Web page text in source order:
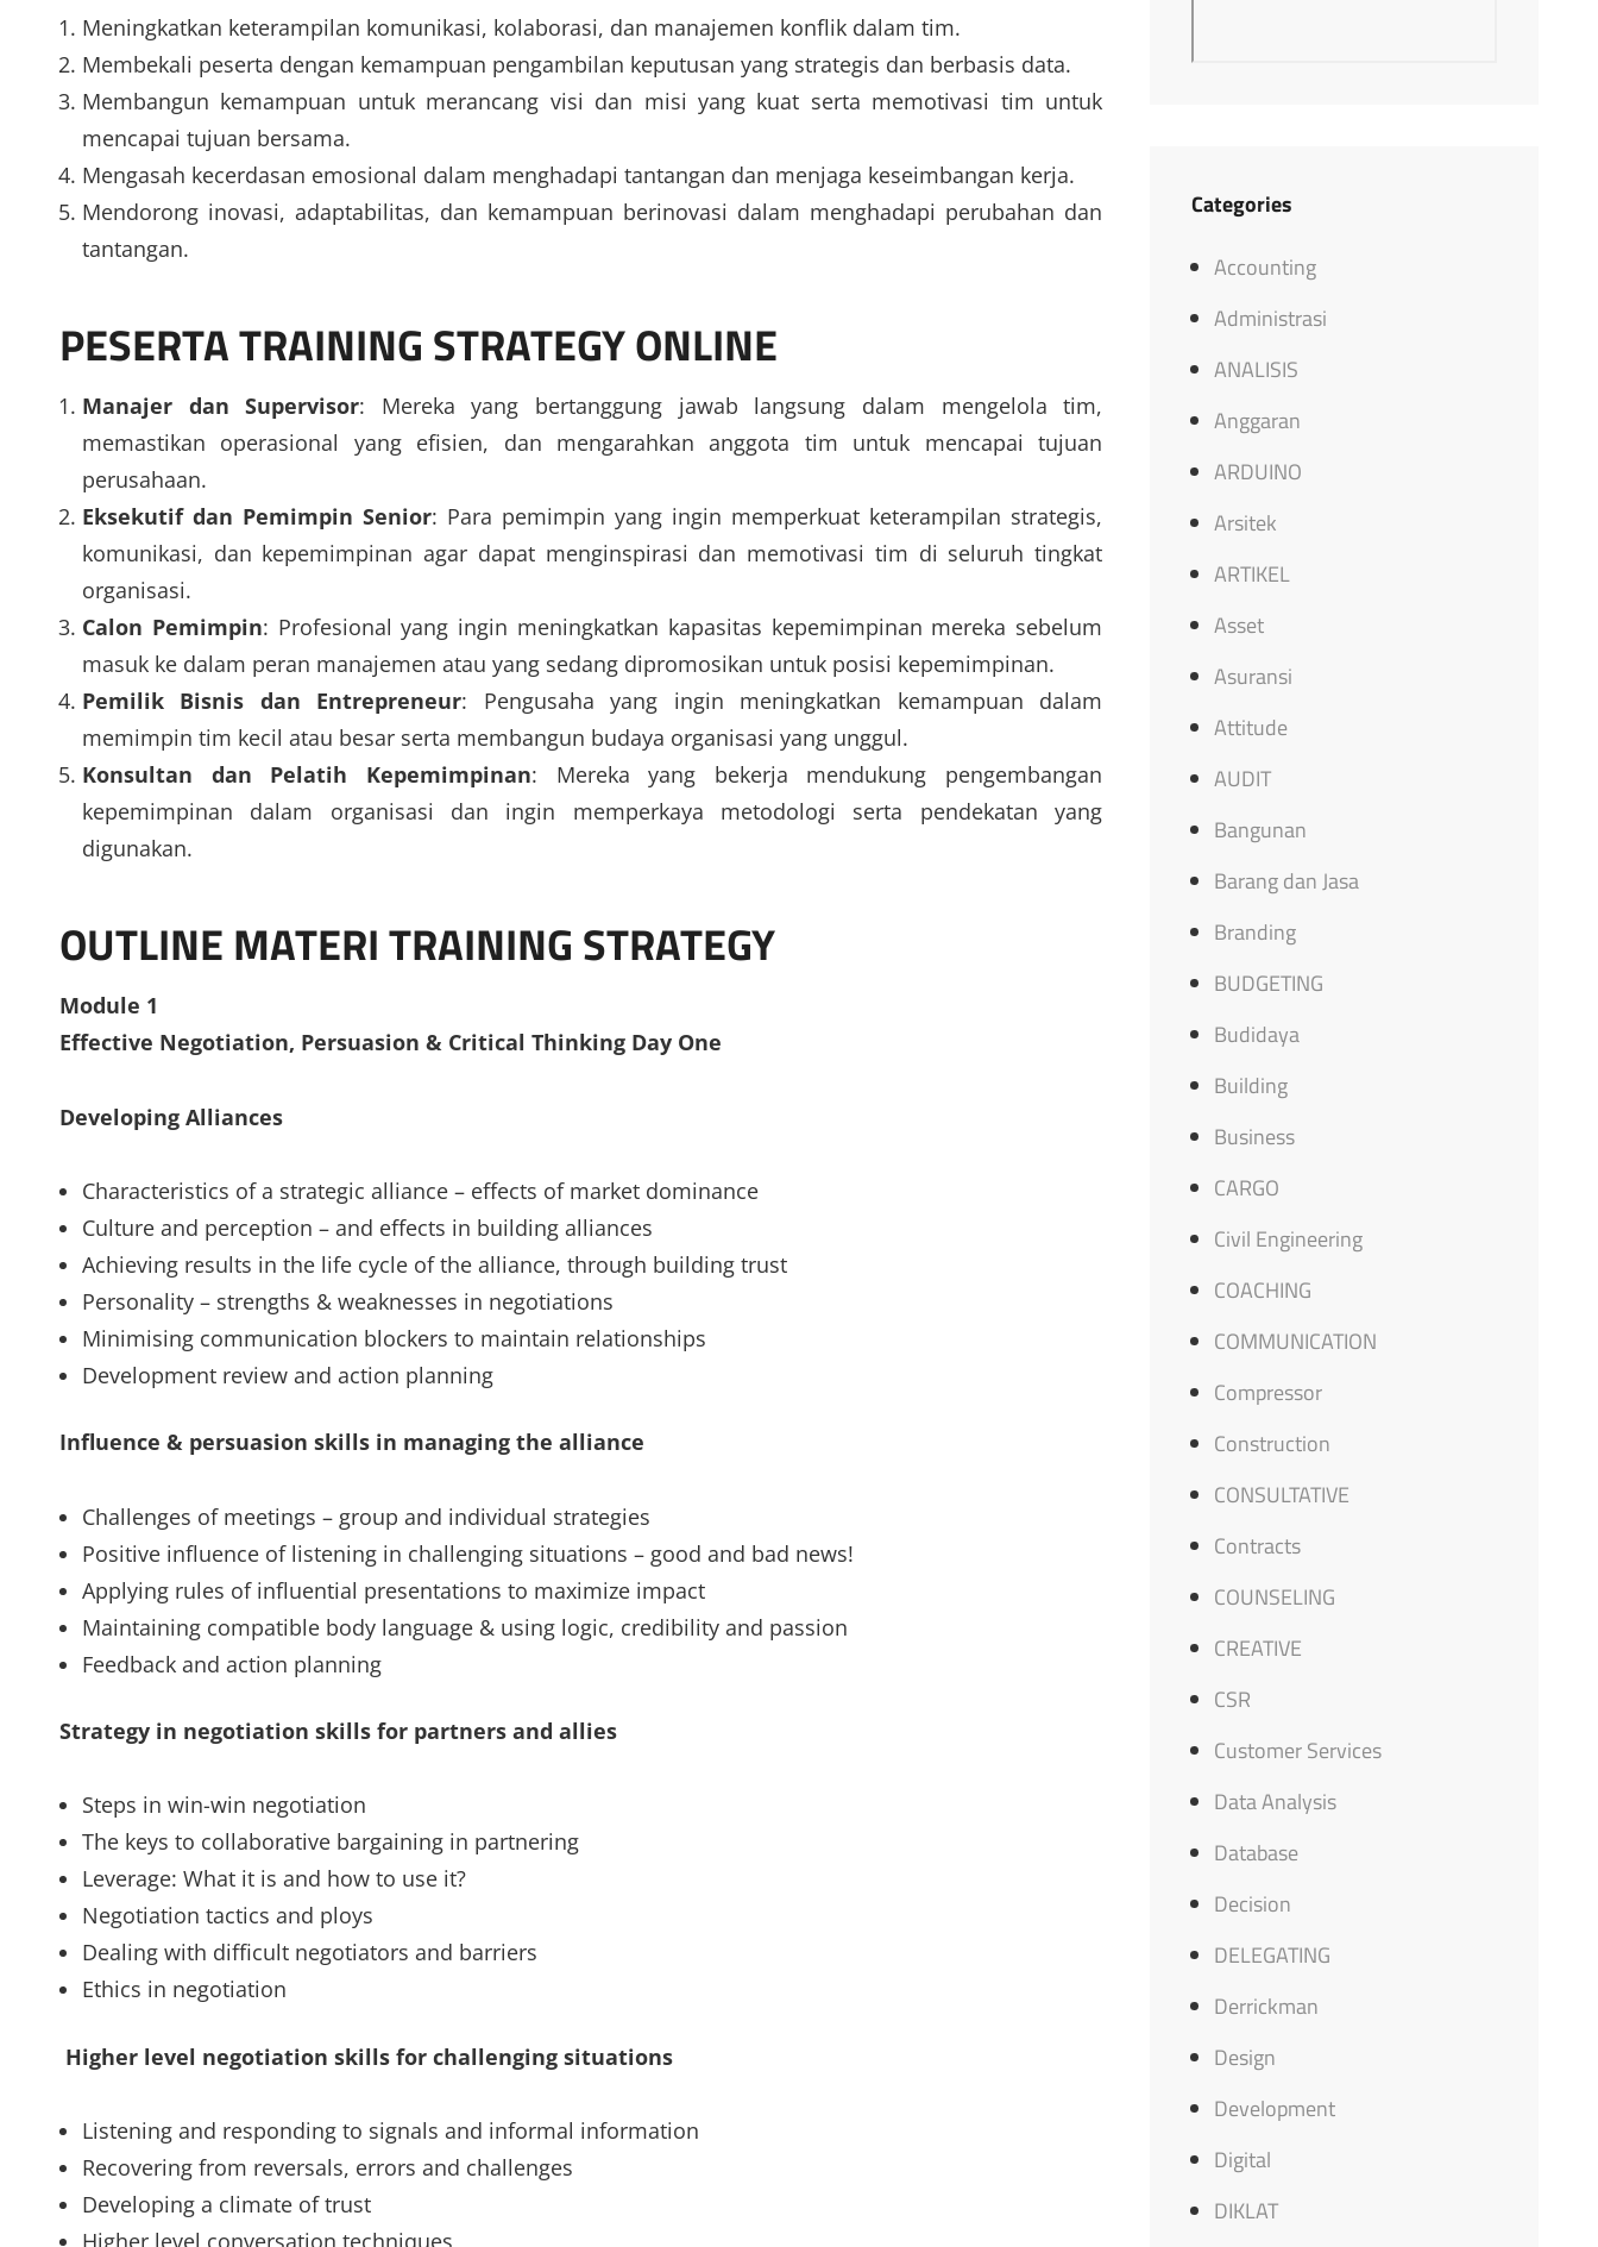
Meningkatkan keterampilan komunikasi, kolaborasi, dan manajemen konflik dalam tim.
Membekali peserta dengan kemampuan pengambilan keputusan yang strategis dan berbasis data.
Membangun kemampuan untuk merancang visi dan misi yang kuat serta memotivasi tim untuk
mencapai tujuan bersama.
Mengasah kecerdasan emosional dalam menghadapi tantangan dan menjaga keseimbangan kerja.
Mendorong inovasi, adaptabilitas, dan kemampuan berinovasi dalam menghadapi perubahan dan
tantangan.
PESERTA TRAINING STRATEGY ONLINE
Manajer dan Supervisor: Mereka yang bertanggung jawab langsung dalam mengelola tim,
memastikan operasional yang efisien, dan mengarahkan anggota tim untuk mencapai tujuan
perusahaan.
Eksekutif dan Pemimpin Senior: Para pemimpin yang ingin memperkuat keterampilan strategis,
komunikasi, dan kepemimpinan agar dapat menginspirasi dan memotivasi tim di seluruh tingkat
organisasi.
Calon Pemimpin: Profesional yang ingin meningkatkan kapasitas kepemimpinan mereka sebelum
masuk ke dalam peran manajemen atau yang sedang dipromosikan untuk posisi kepemimpinan.
Pemilik Bisnis dan Entrepreneur: Pengusaha yang ingin meningkatkan kemampuan dalam
memimpin tim kecil atau besar serta membangun budaya organisasi yang unggul.
Konsultan dan Pelatih Kepemimpinan: Mereka yang bekerja mendukung pengembangan
kepemimpinan dalam organisasi dan ingin memperkaya metodologi serta pendekatan yang
digunakan.
OUTLINE MATERI TRAINING STRATEGY
Module 1
Effective Negotiation, Persuasion & Critical Thinking Day One
Developing Alliances
Characteristics of a strategic alliance – effects of market dominance
Culture and perception – and effects in building alliances
Achieving results in the life cycle of the alliance, through building trust
Personality – strengths & weaknesses in negotiations
Minimising communication blockers to maintain relationships
Development review and action planning
Influence & persuasion skills in managing the alliance
Challenges of meetings – group and individual strategies
Positive influence of listening in challenging situations – good and bad news!
Applying rules of influential presentations to maximize impact
Maintaining compatible body language & using logic, credibility and passion
Feedback and action planning
Strategy in negotiation skills for partners and allies
Steps in win-win negotiation
The keys to collaborative bargaining in partnering
Leverage: What it is and how to use it?
Negotiation tactics and ploys
Dealing with difficult negotiators and barriers
Ethics in negotiation
Higher level negotiation skills for challenging situations
Listening and responding to signals and informal information
Recovering from reversals, errors and challenges
Developing a climate of trust
Higher level conversation techniques
Categories
Accounting
Administrasi
ANALISIS
Anggaran
ARDUINO
Arsitek
ARTIKEL
Asset
Asuransi
Attitude
AUDIT
Bangunan
Barang dan Jasa
Branding
BUDGETING
Budidaya
Building
Business
CARGO
Civil Engineering
COACHING
COMMUNICATION
Compressor
Construction
CONSULTATIVE
Contracts
COUNSELING
CREATIVE
CSR
Customer Services
Data Analysis
Database
Decision
DELEGATING
Derrickman
Design
Development
Digital
DIKLAT